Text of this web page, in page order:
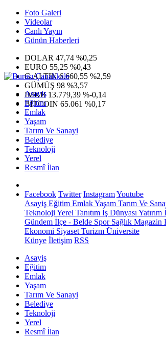
Foto Galeri
Videolar
Canlı Yayın
Günün Haberleri
DOLAR 47,74 %0,25
EURO 55,25 %0,43
G.ALTIN6.660,55 %2,59
GÜMÜŞ 98 %3,57
IMKB 13.779,39 %-0,14
BITCOIN 65.061 %0,17
Asayiş
Eğitim
Emlak
Yaşam
Tarım Ve Sanayi
Belediye
Teknoloji
Yerel
Resmî İlan
Facebook Twitter InstagramYoutube
Asayiş Eğitim EmlakYaşam Tarım Ve
Teknoloji Yerel Tanıtım İş Dünyası Yatırım
Gündem İlçe - Belde SporSağlık Magazin
Ekonomi Siyaset Turizm Üniversite
Künye İletişim RSS
Asayiş
Eğitim
Emlak
Yaşam
Tarım Ve Sanayi
Belediye
Teknoloji
Yerel
Resmî İlan